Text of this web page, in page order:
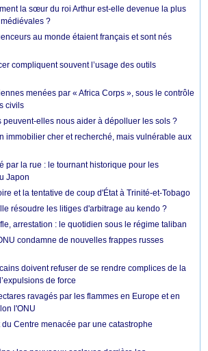
la sœur du roi Arthur est-elle devenue la plus
?
au monde étaient français et sont nés
compliquent souvent l’usage des outils
menées par « Africa Corps », sous le contrôle
civils
peuvent-elles nous aider à dépolluer les sols ?
immobilier cher et recherché, mais vulnérable aux
par la rue : le tournant historique pour les
Japon
et la tentative de coup d'État à Trinité-et-Tobago
résoudre les litiges d'arbitrage au kendo ?
arrestation : le quotidien sous le régime taliban
condamne de nouvelles frappes russes
doivent refuser de se rendre complices de la
de force
ravagés par les flammes en Europe et en
l'ONU
du Centre menacée par une catastrophe